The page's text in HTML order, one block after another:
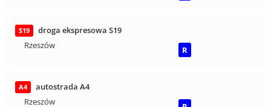
S19
droga ekspresowa S19
Rzeszów
R
A4
autostrada A4
Rzeszów